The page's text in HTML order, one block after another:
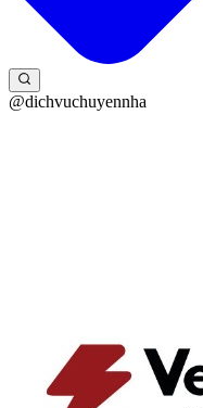
@dichvuchuyennha